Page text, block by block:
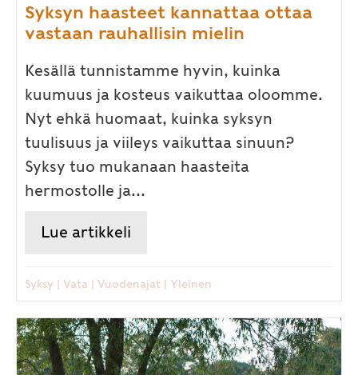
Syksyn haasteet kannattaa ottaa
vastaan rauhallisin mielin
Kesällä tunnistamme hyvin, kuinka
kuumuus ja kosteus vaikuttaa oloomme.
Nyt ehkä huomaat, kuinka syksyn
tuulisuus ja viileys vaikuttaa sinuun?
Syksy tuo mukanaan haasteita
hermostolle ja...
Lue artikkeli
Syksy | Vata | Vuodenajat | Yleinen